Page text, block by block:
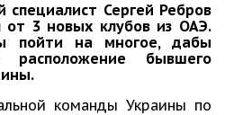
специалист Сергей Ребров
от 3 новых клубов из ОАЭ.
пойти на многое, дабы
расположение бывшего
команды Украины по